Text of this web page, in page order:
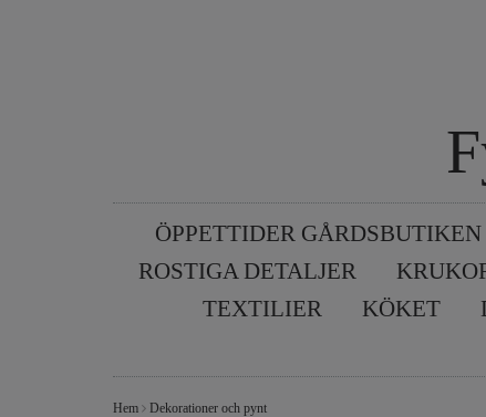
ÖPPETTIDER GÅRDSBUTIKEN
ROSTIGA DETALJER
TEXTILIER
KÖKET
Hem Dekorationer och pynt